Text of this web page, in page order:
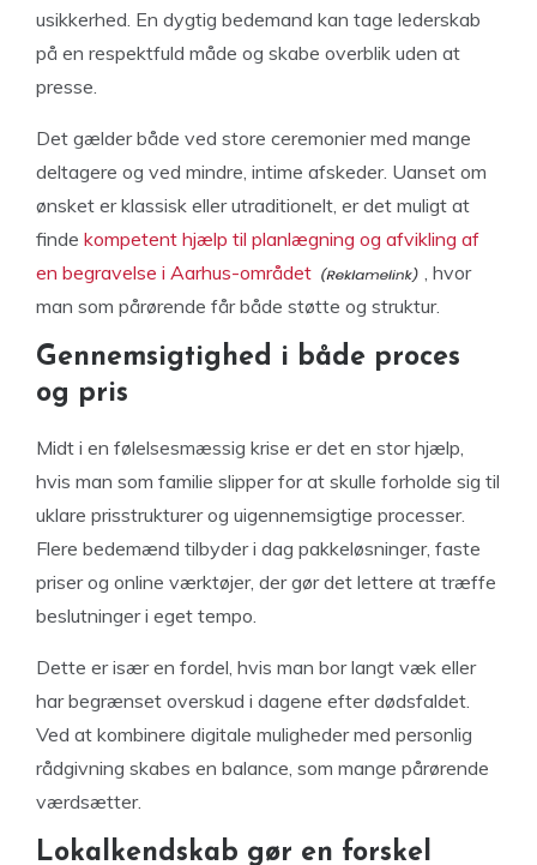
usikkerhed. En dygtig bedemand kan tage lederskab
på en respektfuld måde og skabe overblik uden at
presse.
Det gælder både ved store ceremonier med mange
deltagere og ved mindre, intime afskeder. Uanset om
ønsket er klassisk eller utraditionelt, er det muligt at
finde kompetent hjælp til planlægning og afvikling af
en begravelse i Aarhus-området
, hvor
man som pårørende får både støtte og struktur.
Gennemsigtighed i både proces
og pris
Midt i en følelsesmæssig krise er det en stor hjælp,
hvis man som familie slipper for at skulle forholde sig til
uklare prisstrukturer og uigennemsigtige processer.
Flere bedemænd tilbyder i dag pakkeløsninger, faste
priser og online værktøjer, der gør det lettere at træffe
beslutninger i eget tempo.
Dette er især en fordel, hvis man bor langt væk eller
har begrænset overskud i dagene efter dødsfaldet.
Ved at kombinere digitale muligheder med personlig
rådgivning skabes en balance, som mange pårørende
værdsætter.
Lokalkendskab gør en forskel